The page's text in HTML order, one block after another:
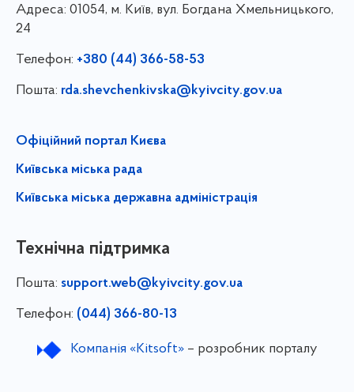
Адреса: 01054, м. Київ, вул. Богдана Хмельницького,
24
Телефон: +380 (44) 366-58-53
Пошта: rda.shevchenkivska@kyivcity.gov.ua
Офіційний портал Києва
Київська міська рада
Київська міська державна адміністрація
Технічна підтримка
Пошта: support.web@kyivcity.gov.ua
Телефон: (044) 366-80-13
Компанія «Kitsoft»– розробник порталу